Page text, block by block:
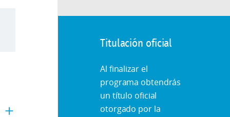
Titulación oficial
Al finalizar el
programa obtendrás
un título oficial
otorgado por la